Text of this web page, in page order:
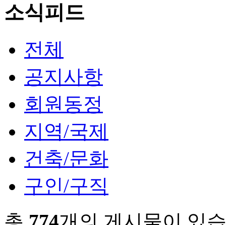
소식피드
전체
공지사항
회원동정
지역/국제
건축/문화
구인/구직